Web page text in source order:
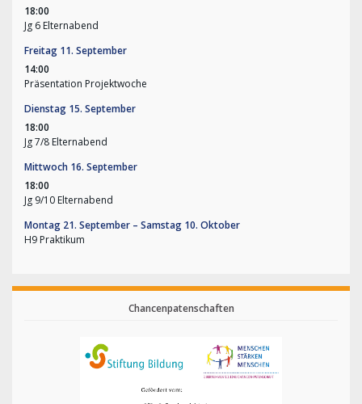
18:00
Jg 6 Elternabend
Freitag 11. September
14:00
Präsentation Projektwoche
Dienstag 15. September
18:00
Jg 7/8 Elternabend
Mittwoch 16. September
18:00
Jg 9/10 Elternabend
Montag 21. September – Samstag 10. Oktober
H9 Praktikum
Chancenpatenschaften